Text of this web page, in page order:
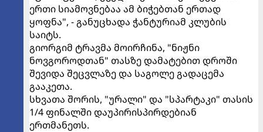
ერთი სიამოვნებაა ამ ბიჭებთან ერთად
ყოფნა", - განუცხადა ჭანტურიამ კლუბის
საიტს.
გიორგიმ ტრავმა მოირჩინა, "ნიჟნი
ნოვგოროდთან" თასზე დამატებით დროში
შევიდა შეცვლაზე და საგოლე გადაცემა
გააკეთა.
სხვათა შორის, "ურალი" და "სპარტაკი" თასის
1/4 ფინალში დაუპირისპირდებიან
ერთმანეთს.